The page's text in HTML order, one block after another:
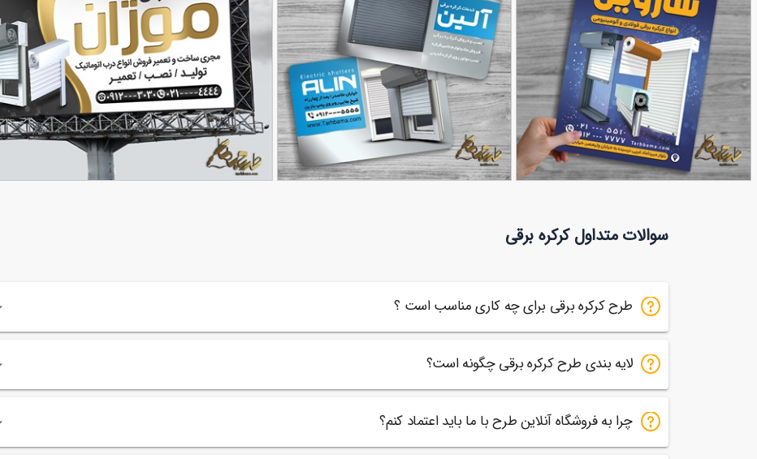
سوالات متداول کرکره برقی
طرح کرکره برقی برای چه کاری مناسب است ؟
لایه بندی طرح کرکره برقی چگونه است؟
چرا به فروشگاه آنلاین طرح با ما باید اعتماد کنم؟